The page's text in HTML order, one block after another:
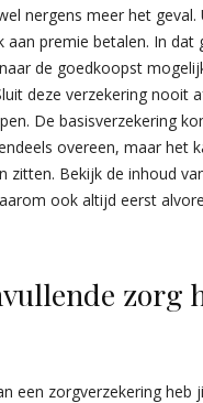
nergens meer het geval.
aan premie betalen. In dat
de goedkoopst
deze verzekering nooit
De basisverzekering
overeen, maar het
zitten. Bekijk de inhoud
ook altijd eerst
zorg
een zorgverzekering heb